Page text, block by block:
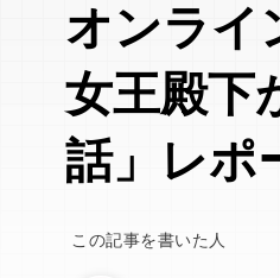
オンライ
女王殿下
話」レポ
この記事を書いた人